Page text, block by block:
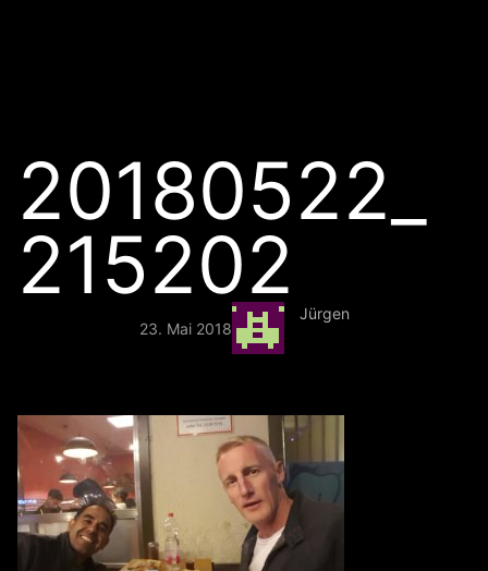
20180522_
215202
23. Mai 2018
Jürgen